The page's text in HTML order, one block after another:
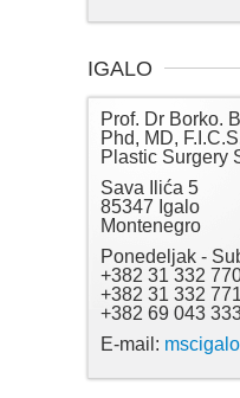
IGALO
Prof. Dr Borko.
Phd, MD,
Plastic Surgery
Sava Ilića 5
85347 Igalo
Montenegro
Ponedeljak -
+382 31 332
+382 31 332 771
+382 69 043
E-mail: